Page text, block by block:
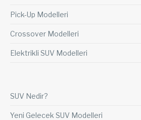
Pick-Up Modelleri
Crossover Modelleri
Elektrikli SUV Modelleri
SUV Nedir?
Yeni Gelecek SUV Modelleri